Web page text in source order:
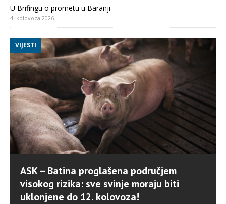
U Brifingu o prometu u Baranji
4. kolovoza 2026.
VIJESTI
ASK – Batina proglašena područjem
visokog rizika: sve svinje moraju biti
uklonjene do 12. kolovoza!